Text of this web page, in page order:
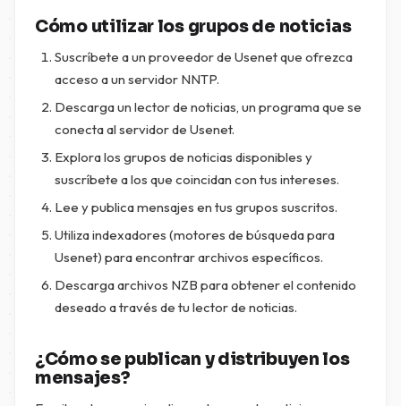
Cómo utilizar los grupos de noticias
Suscríbete a un proveedor de Usenet que ofrezca
acceso a un servidor NNTP.
Descarga un lector de noticias, un programa que se
conecta al servidor de Usenet.
Explora los grupos de noticias disponibles y
suscríbete a los que coincidan con tus intereses.
Lee y publica mensajes en tus grupos suscritos.
Utiliza indexadores (motores de búsqueda para
Usenet) para encontrar archivos específicos.
Descarga archivos NZB para obtener el contenido
deseado a través de tu lector de noticias.
¿Cómo se publican y distribuyen los
mensajes?